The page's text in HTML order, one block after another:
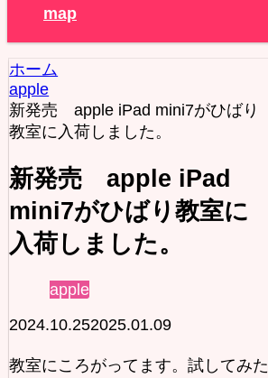
map
ホーム
apple
新発売 apple iPad mini7がひばり
教室に入荷しました。
新発売 apple iPad
mini7がひばり教室に
入荷しました。
apple
2024.10.252025.01.09
教室にころがってます。試してみた